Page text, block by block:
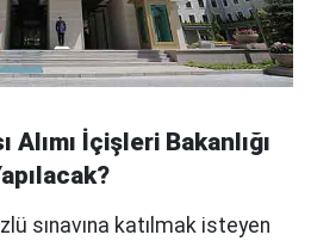
Alımı İçişleri Bakanlığı
sınavına katılmak isteyen